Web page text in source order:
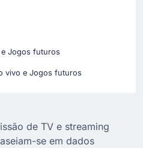
e Jogos futuros
vivo e Jogos futuros
de TV e streaming
se em dados